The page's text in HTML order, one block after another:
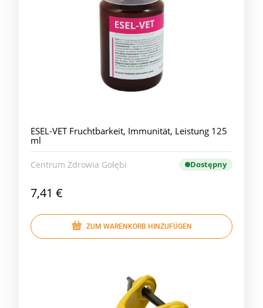
ESEL-VET Fruchtbarkeit, Immunität, Leistung 125
ml
Centrum Zdrowia Gołębi Dostępny
7,41 €
ZUM WARENKORB HINZUFÜGEN